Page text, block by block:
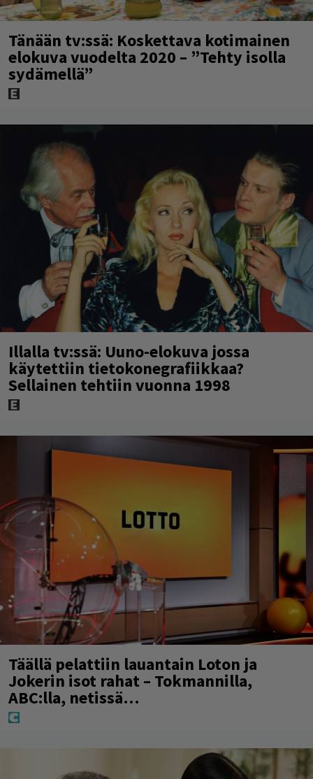
Tänään tv:ssä: Koskettava kotimainen
elokuva vuodelta 2020 – ”Tehty isolla
sydämellä”
Illalla tv:ssä: Uuno-elokuva jossa
käytettiin tietokonegrafiikkaa?
Sellainen tehtiin vuonna 1998
Täällä pelattiin lauantain Loton ja
Jokerin isot rahat – Tokmannilla,
ABC:lla, netissä…